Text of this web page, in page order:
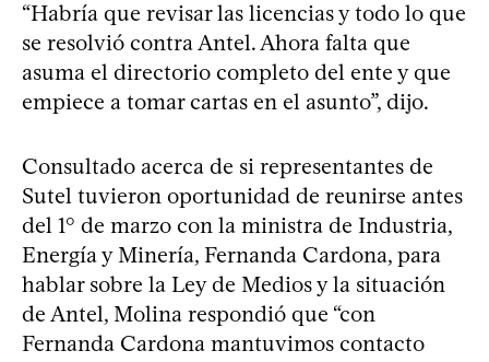
“Habría que revisar las licencias y todo lo que
se resolvió contra Antel. Ahora falta que
asuma el directorio completo del ente y que
empiece a tomar cartas en el asunto”, dijo.
Consultado acerca de si representantes de
Sutel tuvieron oportunidad de reunirse antes
del 1° de marzo con la ministra de Industria,
Energía y Minería, Fernanda Cardona, para
hablar sobre la Ley de Medios y la situación
de Antel, Molina respondió que “con
Fernanda Cardona mantuvimos contacto